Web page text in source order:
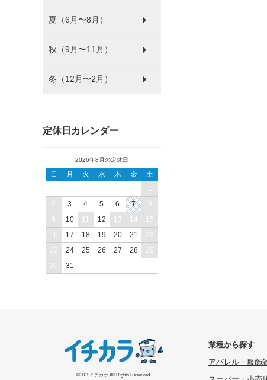
夏（6月〜8月）
秋（9月〜11月）
冬（12月〜2月）
定休日カレンダー
2026年8月の定休日
日 月 火 水 木 金
土
2 3 4 5 6 7 8
9 10 12 13 14 15
16 17 18 19 20 21 22
23 24 25 26 27 28 29
30 31
©2019イチカラ All Rights Reserved.
業種から探す
アパレル・服飾